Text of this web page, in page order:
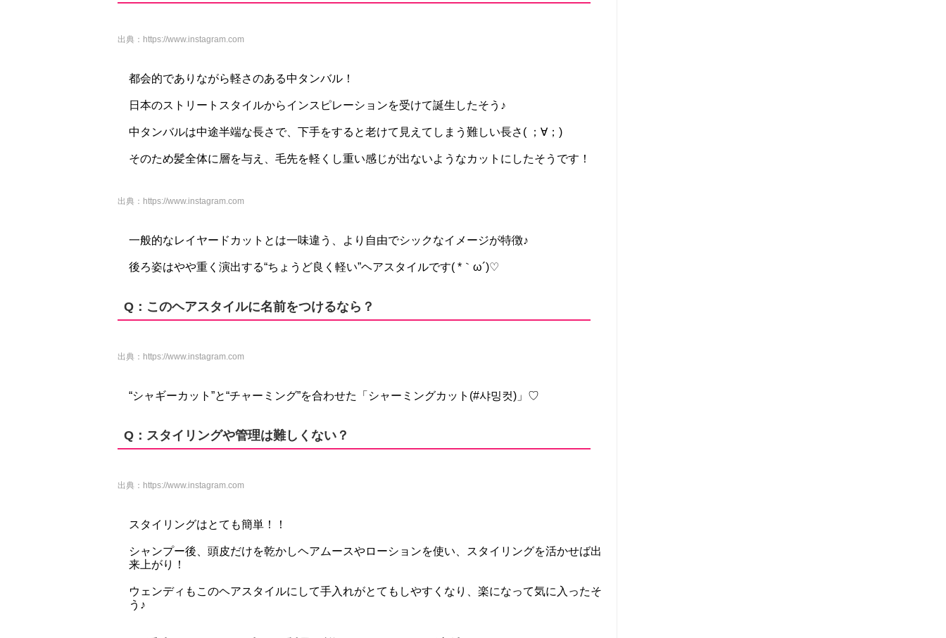
出典： https://www.instagram.com
都会的でありながら軽さのある中タンバル！
日本のストリートスタイルからインスピレーションを受けて誕生したそう♪
中タンバルは中途半端な長さで、下手をすると老けて見えてしまう難しい長さ( ；∀；)
そのため髪全体に層を与え、毛先を軽くし重い感じが出ないようなカットにしたそうです！
出典： https://www.instagram.com
一般的なレイヤードカットとは一味違う、より自由でシックなイメージが特徴♪
後ろ姿はやや重く演出する“ちょうど良く軽い”ヘアスタイルです( *｀ω´)♡
Q：このヘアスタイルに名前をつけるなら？
出典： https://www.instagram.com
“シャギーカット”と“チャーミング”を合わせた「シャーミングカット(#샤밍컷)」♡
Q：スタイリングや管理は難しくない？
出典： https://www.instagram.com
スタイリングはとても簡単！！
シャンプー後、頭皮だけを乾かしヘアムースやローションを使い、スタイリングを活かせば出
来上がり！
ウェンディもこのヘアスタイルにして手入れがとてもしやすくなり、楽になって気に入ったそ
う♪